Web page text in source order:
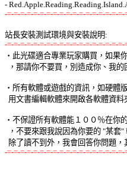
-=-=-=-=-=-=-=-=-=-=-=-=-=-=-=-=-=-
站長安裝測試環境與安裝說明:
-=-=-=-=-=-=-=-=-=-=-=-=-=-=-=-=-=-
‧此光碟適合專業玩家購買，如果
，那請你不要買，別造成你、我的
‧所有軟體或遊戲的資訊，如硬體
用文書編輯軟體來開啟各軟體資料
‧不保證所有軟體能１００％在你
，不要來跟我說因為你要的 "某
-=-=-=-=-=-=-=-=-=-=-=-=-=-=-=-=-=-